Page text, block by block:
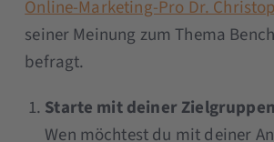
Online-Marketing-Pro Dr.
seiner Meinung zum Thema
befragt.
Starte mit deiner
Wen möchtest du mit deiner